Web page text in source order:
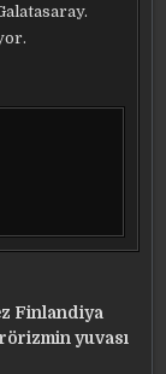
Finlandiya
yuvası